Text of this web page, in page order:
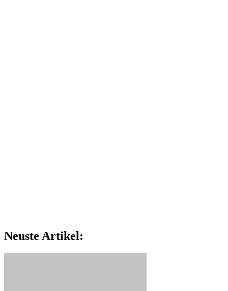
Neuste Artikel: